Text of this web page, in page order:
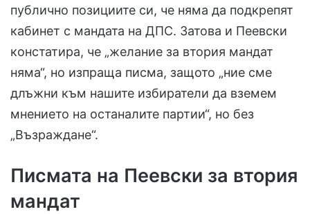
публично позициите си, че няма да подкрепят
кабинет с мандата на ДПС. Затова и Пеевски
констатира, че „желание за втория мандат
няма“, но изпраща писма, защото „ние сме
длъжни към нашите избиратели да вземем
мнението на останалите партии“, но без
„Възраждане“.
Писмата на Пеевски за втория
мандат